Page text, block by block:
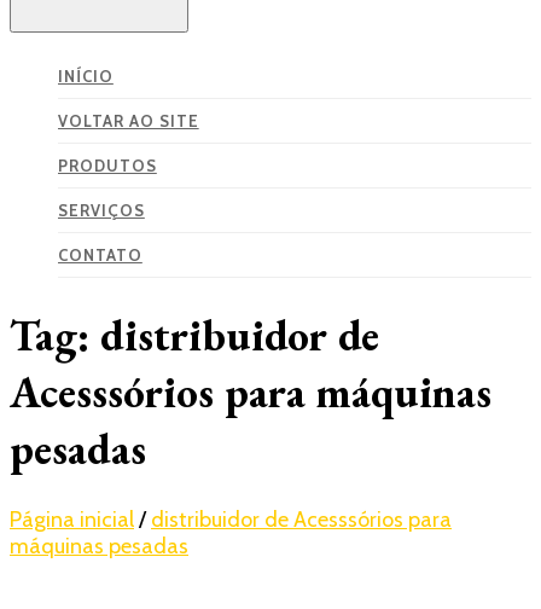
INÍCIO
VOLTAR AO SITE
PRODUTOS
SERVIÇOS
CONTATO
Tag: distribuidor de
Acesssórios para máquinas
pesadas
Página inicial/ distribuidor de Acesssórios para
máquinas pesadas